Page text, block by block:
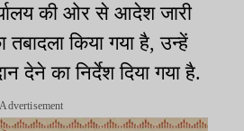
की ओर से आदेश जारी
किया गया है, उन्हें
देने का निर्देश दिया गया है.
Advertisement